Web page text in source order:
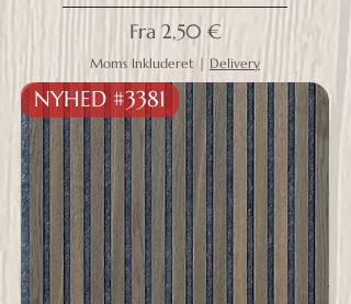
Fra 2,50 €
Salgspris
Moms Inkluderet | Delivery
NYHED #3381